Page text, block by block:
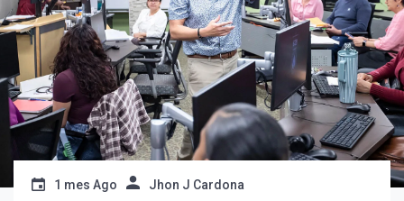
1 mes Ago Jhon J Cardona